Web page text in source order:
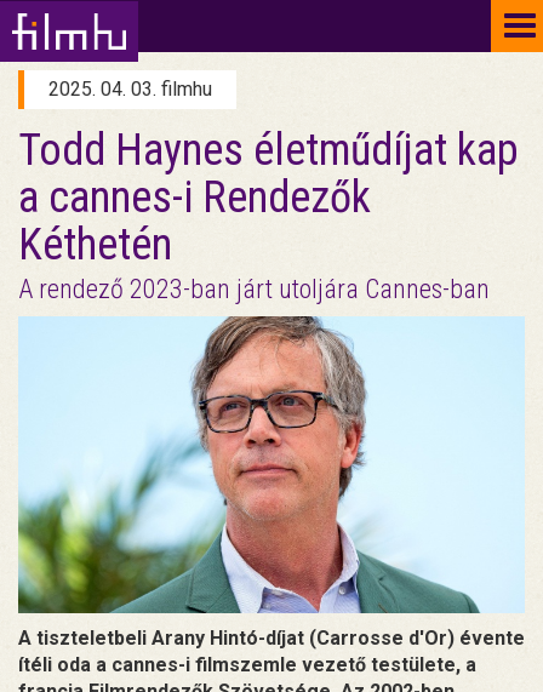
2025. 04. 03. filmhu
Todd Haynes életműdíjat kap
a cannes-i Rendezők
Kéthetén
A rendező 2023-ban járt utoljára Cannes-ban
A tiszteletbeli Arany Hintó-díjat (Carrosse d'Or) évente
ítéli oda a cannes-i filmszemle vezető testülete, a